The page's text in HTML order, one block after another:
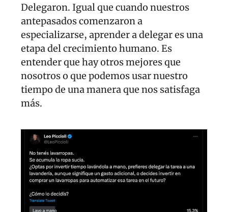
Delegaron. Igual que cuando nuestros
antepasados comenzaron a
especializarse, aprender a delegar es una
etapa del crecimiento humano. Es
entender que hay otros mejores que
nosotros o que podemos usar nuestro
tiempo de una manera que nos satisfaga
más.